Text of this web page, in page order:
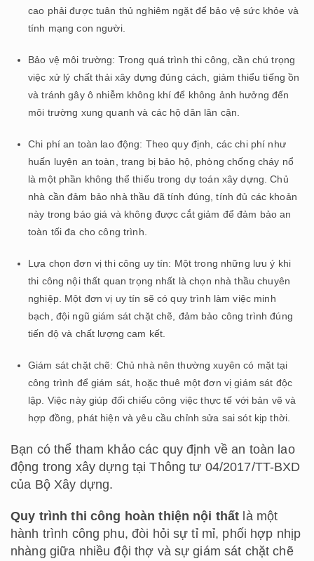
cao phải được tuân thủ nghiêm ngặt để bảo vệ sức khỏe và
tính mạng con người.
Bảo vệ môi trường: Trong quá trình thi công, cần chú trọng
việc xử lý chất thải xây dựng đúng cách, giảm thiểu tiếng ồn
và tránh gây ô nhiễm không khí để không ảnh hưởng đến
môi trường xung quanh và các hộ dân lân cận.
Chi phí an toàn lao động: Theo quy định, các chi phí như
huấn luyện an toàn, trang bị bảo hộ, phòng chống cháy nổ
là một phần không thể thiếu trong dự toán xây dựng. Chủ
nhà cần đảm bảo nhà thầu đã tính đúng, tính đủ các khoản
này trong báo giá và không được cắt giảm để đảm bảo an
toàn tối đa cho công trình.
Lựa chọn đơn vị thi công uy tín: Một trong những lưu ý khi
thi công nội thất quan trọng nhất là chọn nhà thầu chuyên
nghiệp. Một đơn vị uy tín sẽ có quy trình làm việc minh
bạch, đội ngũ giám sát chặt chẽ, đảm bảo công trình đúng
tiến độ và chất lượng cam kết.
Giám sát chặt chẽ: Chủ nhà nên thường xuyên có mặt tại
công trình để giám sát, hoặc thuê một đơn vị giám sát độc
lập. Việc này giúp đối chiếu công việc thực tế với bản vẽ và
hợp đồng, phát hiện và yêu cầu chỉnh sửa sai sót kịp thời.
Bạn có thể tham khảo các quy định về an toàn lao
động trong xây dựng tại Thông tư 04/2017/TT-BXD
của Bộ Xây dựng.
Quy trình thi công hoàn thiện nội thất là một
hành trình công phu, đòi hỏi sự tỉ mỉ, phối hợp nhịp
nhàng giữa nhiều đội thợ và sự giám sát chặt chẽ